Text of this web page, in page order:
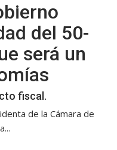
del 50-
será un
fiscal.
de la Cámara de